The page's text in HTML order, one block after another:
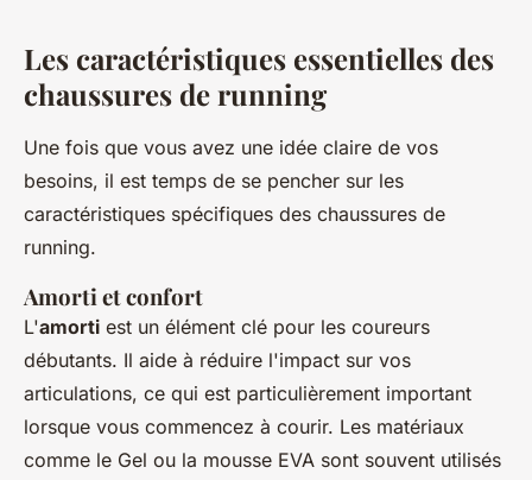
Les caractéristiques essentielles des
chaussures de running
Une fois que vous avez une idée claire de vos
besoins, il est temps de se pencher sur les
caractéristiques spécifiques des chaussures de
running.
Amorti et confort
L'amorti est un élément clé pour les coureurs
débutants. Il aide à réduire l'impact sur vos
articulations, ce qui est particulièrement important
lorsque vous commencez à courir. Les matériaux
comme le Gel ou la mousse EVA sont souvent utilisés